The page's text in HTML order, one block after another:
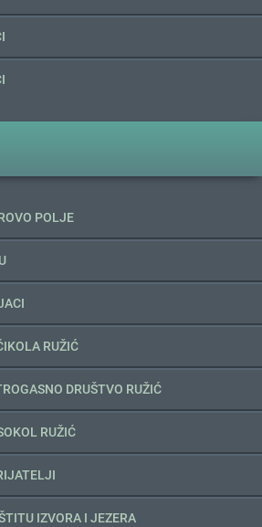
POLJE
RUŽIĆ
DRUŠTVO RUŽIĆ
RUŽIĆ
IZVORA I JEZERA